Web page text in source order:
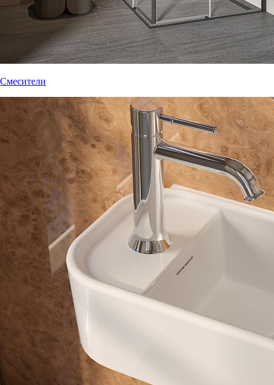
Смесители